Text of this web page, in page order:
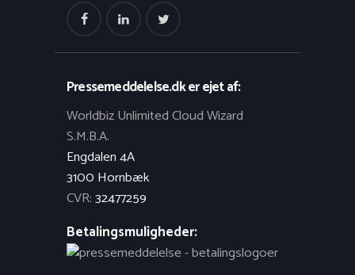
Pressemeddelelse.dk er ejet af:
Worldbiz Unlimited Cloud Wizard
S.M.B.A.
Engdalen 4A
3100 Hornbæk
CVR:32477259
Betalingsmuligheder: